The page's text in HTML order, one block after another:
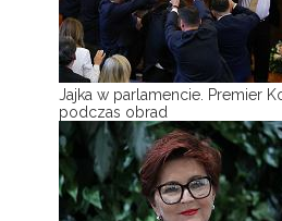
Jajka w parlamencie. Premier
podczas obrad